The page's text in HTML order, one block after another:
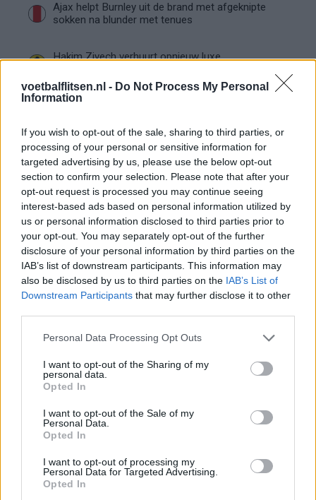
voetbalflitsen.nl - Do Not Process My Personal
Information
If you wish to opt-out of the sale, sharing to third parties, or
processing of your personal or sensitive information for
targeted advertising by us, please use the below opt-out
section to confirm your selection. Please note that after your
opt-out request is processed you may continue seeing
interest-based ads based on personal information utilized by
us or personal information disclosed to third parties prior to
your opt-out. You may separately opt-out of the further
disclosure of your personal information by third parties on the
IAB’s list of downstream participants. This information may
also be disclosed by us to third parties on the IAB’s List of
Downstream Participants that may further disclose it to other
Personal Data Processing Opt Outs
I want to opt-out of the Sharing of my
personal data.
Opted In
I want to opt-out of the Sale of my
Personal Data.
Opted In
I want to opt-out of processing my
Personal Data for Targeted Advertising.
Opted In
Ajax helpt Burnley uit de brand met afgeknipte
sokken na blunder met tenues
Hakim Ziyech verhuurt opnieuw luxe
Resterend oefenprogramma Ajax: waar zijn de
duels te zien
Ajax groeit onder Míchel, maar transfermarkt
blijft cruciaal
Ajax-talent Mohamed Abdalla schrijft Europese
geschiedenis
de basis bij FC Barcelona
Ouazane met Lionel Messi
Ajax zet grote stap richting volgende ronde na
ruime zege op Vojvodina
Dusan Tadic kijkt met bijzondere gevoelens naar
Ajax - Vojvodina